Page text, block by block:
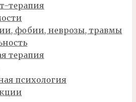
терапия
фобии, неврозы, травмы
терапия
психология